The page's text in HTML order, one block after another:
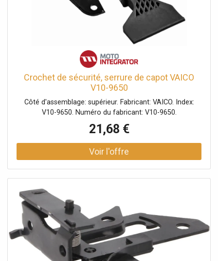
Crochet de sécurité, serrure de capot VAICO
V10-9650
Côté d'assemblage: supérieur. Fabricant: VAICO. Index:
V10-9650. Numéro du fabricant: V10-9650.
21,68 €